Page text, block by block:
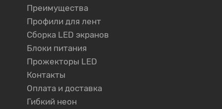
Преимущества
Профили для лент
Сборка LED экранов
Блоки питания
Прожекторы LED
Контакты
Оплата и доставка
Гибкий неон